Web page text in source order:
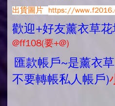
出貨圖片 https://
歡迎+好友薰衣草花
@ff108(要+@)
匯款帳戶~是薰衣
不要轉帳私人帳戶)